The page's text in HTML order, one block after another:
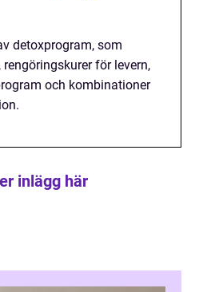
detoxprogram, som
för levern,
och kombinationer
inlägg här